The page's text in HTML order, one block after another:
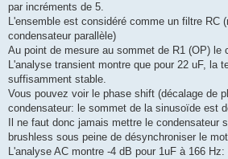
par incréments de 5.
L'ensemble est considéré comme un filtre RC
condensateur parallèle)
Au point de mesure au sommet de R1 (OP) le
L'analyse transient montre que pour 22 uF, la
suffisamment stable.
Vous pouvez voir le phase shift (décalage de
condensateur: le sommet de la sinusoïde est
Il ne faut donc jamais mettre le condensateur
brushless sous peine de désynchroniser le
L'analyse AC montre -4 dB pour 1uF à 166